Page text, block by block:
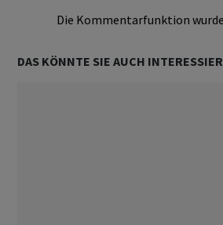
Die Kommentarfunktion
DAS KÖNNTE SIE AUCH